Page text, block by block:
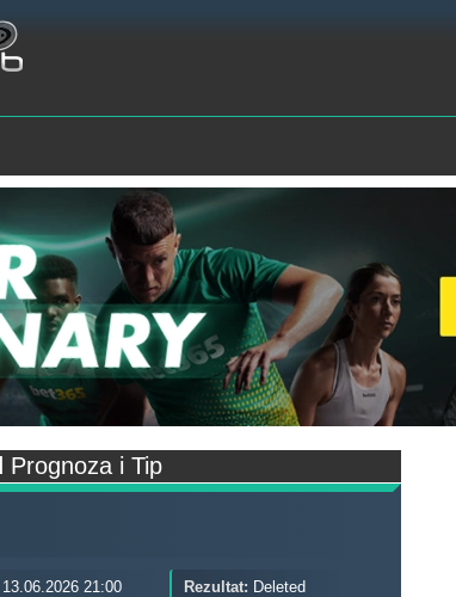
Prognoza i Tip
13.06.2026 21:00
Rezultat: Deleted